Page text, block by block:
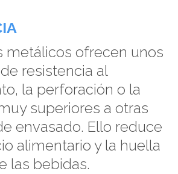
metálicos ofrecen unos
resistencia al
la perforación o la
superiores a otras
envasado. Ello reduce
alimentario y la huella
las bebidas.